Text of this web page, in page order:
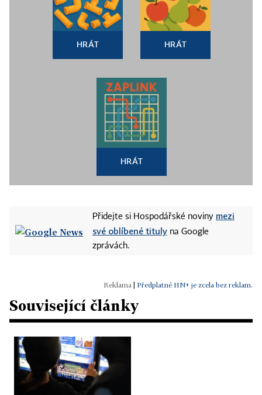
HRÁT HRÁT
HRÁT
Přidejte si Hospodářské noviny mezi
své oblíbené tituly na Google
zprávách.
Předplatné HN+ je zcela bez reklam.
Související články